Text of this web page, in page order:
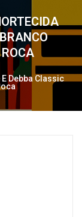
Debba Classic